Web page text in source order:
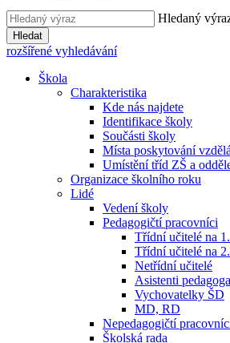
Hledaný
Hledat
rozšířené vyhledávání
Škola
Charakteristika
Kde nás najdete
Identifikace školy
Součásti školy
Místa poskytování
Umístění tříd ZŠ a
Organizace školního roku
Lidé
Vedení školy
Pedagogičtí pracovníci
Třídní učitelé na
Třídní učitelé na
Netřídní učitelé
Asistenti pedagoga
Vychovatelky ŠD
MD, RD
Nepedagogičtí
Školská rada